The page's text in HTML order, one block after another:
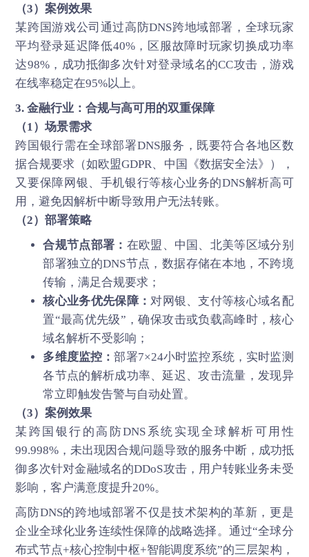
（3）案例效果
某跨国游戏公司通过高防DNS跨地域部署，全球玩家
平均登录延迟降低40%，区服故障时玩家切换成功率
达98%，成功抵御多次针对登录域名的CC攻击，游戏
在线率稳定在95%以上。
3. 金融行业：合规与高可用的双重保障
（1）场景需求
跨国银行需在全球部署DNS服务，既要符合各地区数
据合规要求（如欧盟GDPR、中国《数据安全法》），
又要保障网银、手机银行等核心业务的DNS解析高可
用，避免因解析中断导致用户无法转账。
（2）部署策略
合规节点部署： 在欧盟、中国、北美等区域分别
部署独立的DNS节点，数据存储在本地，不跨境
传输，满足合规要求；
核心业务优先保障：对网银、支付等核心域名配
置“最高优先级”，确保攻击或负载高峰时，核心
域名解析不受影响；
多维度监控：部署7×24小时监控系统，实时监测
各节点的解析成功率、延迟、攻击流量，发现异
常立即触发告警与自动处置。
（3）案例效果
某跨国银行的高防DNS系统实现全球解析可用性
99.998%，未出现因合规问题导致的服务中断，成功抵
御多次针对金融域名的DDoS攻击，用户转账业务未受
影响，客户满意度提升20%。
高防DNS的跨地域部署不仅是技术架构的革新，更是
企业全球化业务连续性保障的战略选择。通过“全球分
布式节点+核心控制中枢+智能调度系统”的三层架构，